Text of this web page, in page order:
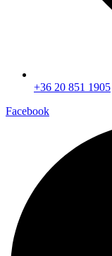
+36 20 851 1905
Facebook